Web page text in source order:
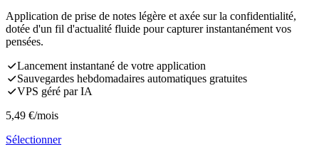
Application de prise de notes légère et axée sur la confidentialité,
dotée d'un fil d'actualité fluide pour capturer instantanément vos
pensées.
Lancement instantané de votre application
Sauvegardes hebdomadaires automatiques gratuites
VPS géré par IA
5,49 €/mois
Sélectionner